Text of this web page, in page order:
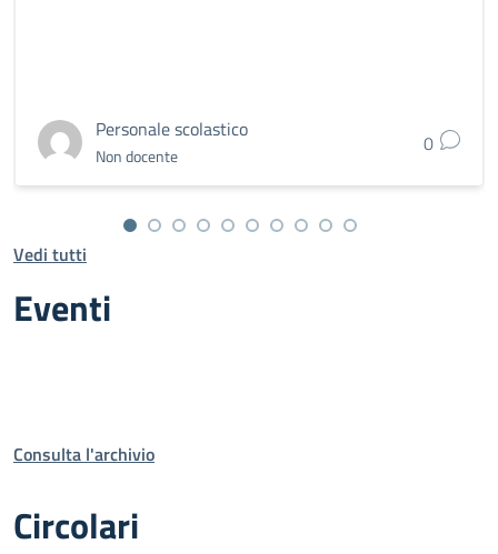
Personale scolastico
Non docente 0
Vedi tutti
Eventi
Consulta l'archivio
Circolari